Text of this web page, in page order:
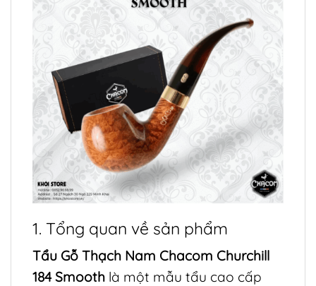
1. Tổng quan về sản phẩm
Tẩu Gỗ Thạch Nam Chacom Churchill
184 Smooth là một mẫu tẩu cao cấp